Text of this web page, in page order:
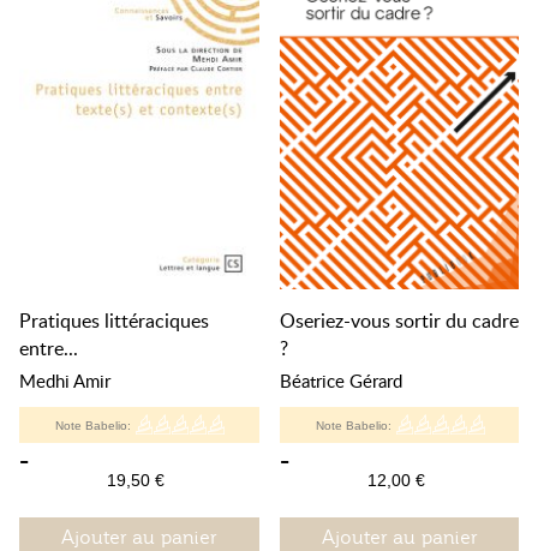
Pratiques littéraciques
entre...
Medhi Amir
Note Babelio:
-
19,50 €
Ajouter au panier
Oseriez-vous sortir du cadre
?
Béatrice Gérard
Note Babelio:
-
12,00 €
Ajouter au panier